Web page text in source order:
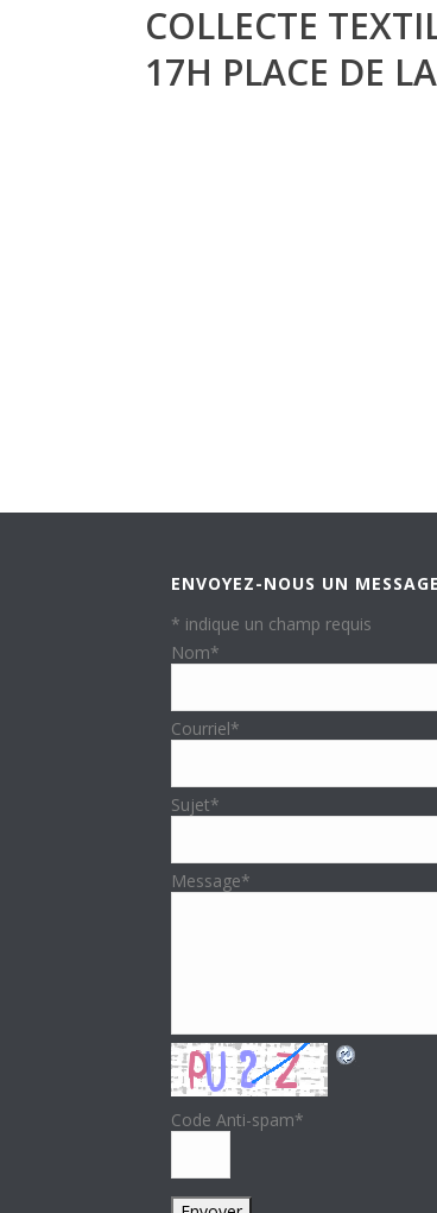
COLLECTE
17H PLACE DE
ENVOYEZ-NOUS UN MESSAGE
* indique un champ requis
Nom*
Courriel*
Sujet*
Message*
Code Anti-spam*